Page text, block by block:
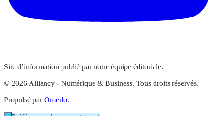
Site d’information publié par notre équipe éditoriale.
© 2026 Alliancy - Numérique & Business. Tous droits réservés.
Propulsé parOmerlo.